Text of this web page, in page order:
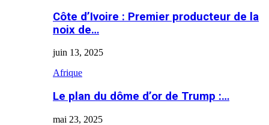
Côte d’Ivoire : Premier producteur de la
noix de…
juin 13, 2025
Afrique
Le plan du dôme d’or de Trump :…
mai 23, 2025